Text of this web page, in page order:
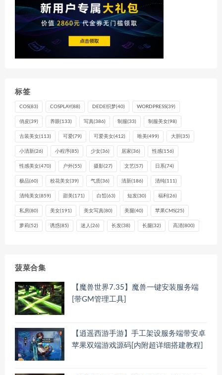
EOF
#返回目录 $BACKUP_DIR
cd
$BACKUP_DIR
sync
npartuuidb=`blkid -o export ${device_dst
npartuuidr=`blkid -o export ${device_dst}p2
echo "BOOT uuid $opartuuidb 替换为 $npartuuidb
echo "ROOT uuid $opartuuidr 替换为 $npartuuidr"
sed -i "s/$opartuuidr/$npartuuidr/g"
$dst_boot_path
sed
-i "s/$opartuuidb $npartuuidb /g"
$dst_root_path
sed -i "s/$opartuuidr/$npartuuidr/g" $dst_root_path
#清理释放装载的文件夹
echo -e "$Color_Green清理释放装载的文件夹...$Color_End
umount
$dst_boot_path
umount $dst_root_path
kpartx -d ${device_dst}
kpartx -d ${device_dst}p2
kpartx -d $loopdevice_dst
chmod
rm -rf $BACK_UP_DIR
echo -e $Color_Green备份完成。
exit
0
标签
COS(83) COSPLAY(88) DEDE织梦(40) WORDPRESS(39)
俏皮(39) 养眼(133) 写真(386) 制服(33) 制服美女(98)
古装美女(113) 可爱(79) 可爱美女(412) 唯美(499) 大胆(35)
小清新(26) 小程序(85) 少女(36) 居家(36) 性感(156)
性感美女(470) 户外(55) 摄影(27) 文艺(57) 日系(74)
极品(60) 校花美女(39) 气质(36) 清新(186) 清纯(111)
清纯美女(859) 甜美(171) 白皙(63) 短发(30) 福利 (26)
私房(80) 美女(191) 美女写真(80) 美腿(40) 苹果CMS(25)
萝莉(52) 诱惑(85) 迷人 (26) 长发(38) 长腿(32) 高清(800)
菠菜合集
【魔兽世界7.35】魔兽一键安装服务端
[带GM管理工具]
【逍遥西游手游】手工架设服务端带安卓
苹果双端游戏源码[内附超详细搭建教程]